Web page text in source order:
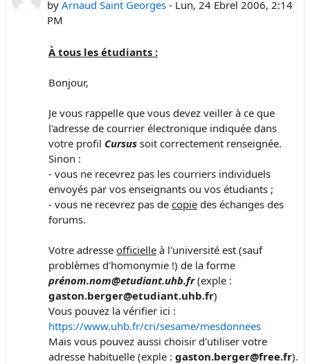
by Arnaud Saint Georges- Lun, 24 Ebrel 2006, 2:14
PM
À tous les étudiants :
Bonjour,
Je vous rappelle que vous devez veiller à ce que
l'adresse de courrier électronique indiquée dans
votre profil Cursus soit correctement renseignée.
Sinon :
- vous ne recevrez pas les courriers individuels
envoyés par vos enseignants ou vos étudiants ;
- vous ne recevrez pas de copie des échanges des
forums.
Votre adresse officielle à l'université est (sauf
problèmes d'homonymie !) de la forme
prénom.nom@etudiant.uhb.fr(exple :
gaston.berger@etudiant.uhb.fr)
Vous pouvez la vérifier ici :
https://www.uhb.fr/cri/sesame/mesdonnees
Mais vous pouvez aussi choisir d'utiliser votre
adresse habituelle (exple : gaston.berger@free.fr).